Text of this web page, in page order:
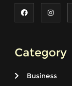
Category
Business